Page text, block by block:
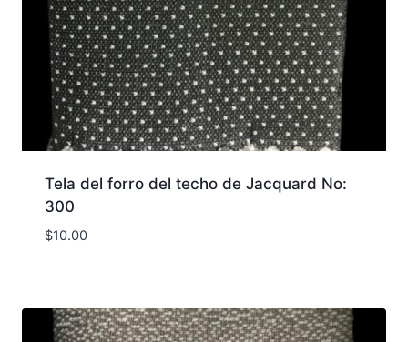
Tela del forro del techo de Jacquard No:
300
$10.00